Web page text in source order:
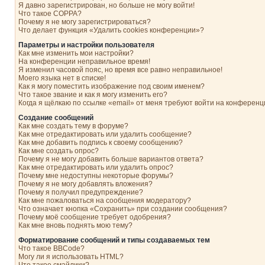
Я давно зарегистрирован, но больше не могу войти!
Что такое COPPA?
Почему я не могу зарегистрироваться?
Что делает функция «Удалить cookies конференции»?
Параметры и настройки пользователя
Как мне изменить мои настройки?
На конференции неправильное время!
Я изменил часовой пояс, но время все равно неправильное!
Моего языка нет в списке!
Как я могу поместить изображение под своим именем?
Что такое звание и как я могу изменить его?
Когда я щёлкаю по ссылке «email» от меня требуют войти на
Создание сообщений
Как мне создать тему в форуме?
Как мне отредактировать или удалить сообщение?
Как мне добавить подпись к своему сообщению?
Как мне создать опрос?
Почему я не могу добавить больше вариантов ответа?
Как мне отредактировать или удалить опрос?
Почему мне недоступны некоторые форумы?
Почему я не могу добавлять вложения?
Почему я получил предупреждение?
Как мне пожаловаться на сообщения модератору?
Что означает кнопка «Сохранить» при создании сообщения?
Почему моё сообщение требует одобрения?
Как мне вновь поднять мою тему?
Форматирование сообщений и типы создаваемых тем
Что такое BBCode?
Могу ли я использовать HTML?